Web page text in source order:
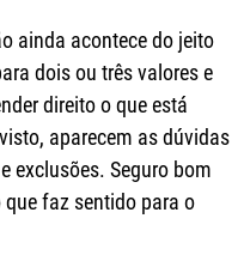
ainda acontece do jeito
dois ou três valores e
direito o que está
aparecem as dúvidas
exclusões. Seguro bom
faz sentido para o